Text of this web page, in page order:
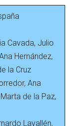
Cavada, Julio
Hernández,
la Cruz
Ana
de la Paz,
Lavallén,